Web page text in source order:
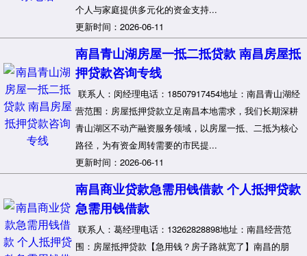
个人与家庭提供多元化的资金支持...
更新时间：2026-06-11
南昌青山湖房屋一抵二抵贷款 南昌房屋抵
押贷款咨询专线
联系人：闵经理电话：18507917454地址：南昌青山湖经
营范围：房屋抵押贷款立足南昌本地需求，我们长期深耕
青山湖区不动产融资服务领域，以房屋一抵、二抵为核心
路径，为有资金周转需要的市民提...
更新时间：2026-06-11
南昌商业贷款急需用钱借款 个人抵押贷款
急需用钱借款
联系人：葛经理电话：13262828898地址：南昌经营范
围：房屋抵押贷款【急用钱？房子路就宽了】南昌的朋